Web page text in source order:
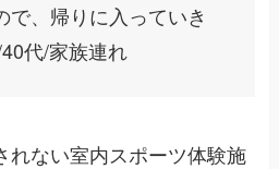
で、帰りに入っていき
代/家族連れ
れない室内スポーツ体験施